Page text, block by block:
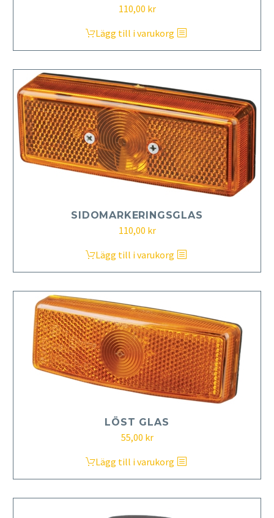
110,00 kr
Lägg till i varukorg
SIDOMARKERINGSGLAS
110,00 kr
Lägg till i varukorg
LÖST GLAS
55,00 kr
Lägg till i varukorg